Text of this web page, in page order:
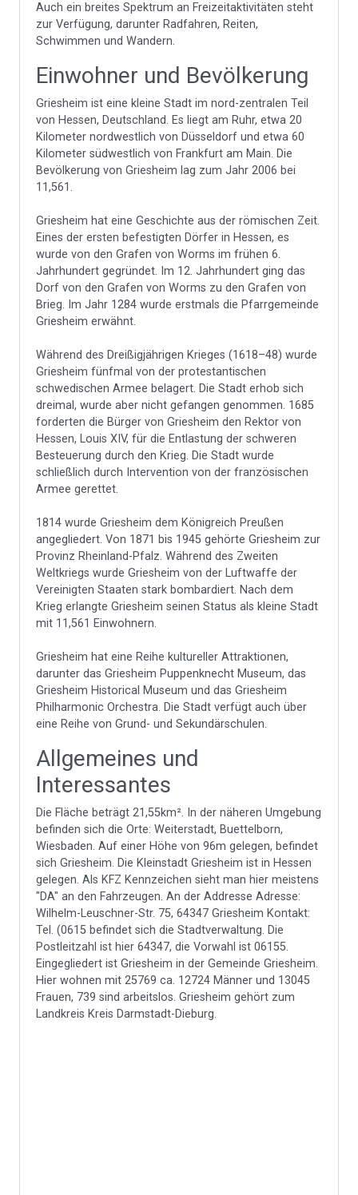
Auch ein breites Spektrum an Freizeitaktivitäten steht
zur Verfügung, darunter Radfahren, Reiten,
Schwimmen und Wandern.
Einwohner und Bevölkerung
Griesheim ist eine kleine Stadt im nord-zentralen Teil
von Hessen, Deutschland. Es liegt am Ruhr, etwa 20
Kilometer nordwestlich von Düsseldorf und etwa 60
Kilometer südwestlich von Frankfurt am Main. Die
Bevölkerung von Griesheim lag zum Jahr 2006 bei
11,561.
Griesheim hat eine Geschichte aus der römischen Zeit.
Eines der ersten befestigten Dörfer in Hessen, es
wurde von den Grafen von Worms im frühen 6.
Jahrhundert gegründet. Im 12. Jahrhundert ging das
Dorf von den Grafen von Worms zu den Grafen von
Brieg. Im Jahr 1284 wurde erstmals die Pfarrgemeinde
Griesheim erwähnt.
Während des Dreißigjährigen Krieges (1618–48) wurde
Griesheim fünfmal von der protestantischen
schwedischen Armee belagert. Die Stadt erhob sich
dreimal, wurde aber nicht gefangen genommen. 1685
forderten die Bürger von Griesheim den Rektor von
Hessen, Louis XIV, für die Entlastung der schweren
Besteuerung durch den Krieg. Die Stadt wurde
schließlich durch Intervention von der französischen
Armee gerettet.
1814 wurde Griesheim dem Königreich Preußen
angegliedert. Von 1871 bis 1945 gehörte Griesheim zur
Provinz Rheinland-Pfalz. Während des Zweiten
Weltkriegs wurde Griesheim von der Luftwaffe der
Vereinigten Staaten stark bombardiert. Nach dem
Krieg erlangte Griesheim seinen Status als kleine Stadt
mit 11,561 Einwohnern.
Griesheim hat eine Reihe kultureller Attraktionen,
darunter das Griesheim Puppenknecht Museum, das
Griesheim Historical Museum und das Griesheim
Philharmonic Orchestra. Die Stadt verfügt auch über
eine Reihe von Grund- und Sekundärschulen.
Allgemeines und
Interessantes
Die Fläche beträgt 21,55km². In der näheren Umgebung
befinden sich die Orte: Weiterstadt, Buettelborn,
Wiesbaden. Auf einer Höhe von 96m gelegen, befindet
sich Griesheim. Die Kleinstadt Griesheim ist in Hessen
gelegen. Als KFZ Kennzeichen sieht man hier meistens
"DA" an den Fahrzeugen. An der Addresse Adresse:
Wilhelm-Leuschner-Str. 75, 64347 Griesheim Kontakt:
Tel. (0615 befindet sich die Stadtverwaltung. Die
Postleitzahl ist hier 64347, die Vorwahl ist 06155.
Eingegliedert ist Griesheim in der Gemeinde Griesheim.
Hier wohnen mit 25769 ca. 12724 Männer und 13045
Frauen, 739 sind arbeitslos. Griesheim gehört zum
Landkreis Kreis Darmstadt-Dieburg.